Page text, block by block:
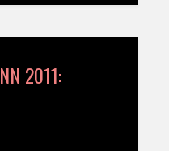
2011: